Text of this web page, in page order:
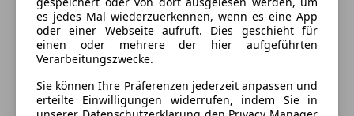
DAB-Radio
Induktionsladen für Smartphones
Radio
Soundsystem
Volldigitales Kombiinstrument
Sitzbezug
Cloth Arktur Anthracite
Antrieb, Fahrwerk
Größerer Kraftstofftank
es jedes Mal wiederzuerkennen, wenn es eine App
oder einer Webseite aufruft. Dies geschieht für
einen oder mehrere der hier aufgeführten
Verarbeitungszwecke.
Sie können Ihre Präferenzen jederzeit anpassen und
erteilte Einwilligungen widerrufen, indem Sie in